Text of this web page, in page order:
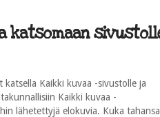
katsomaan
katsella Kaikki kuvaa -sivustolle ja
Kaikki kuvaa -
lähetettyjä elokuvia. Kuka tahansa